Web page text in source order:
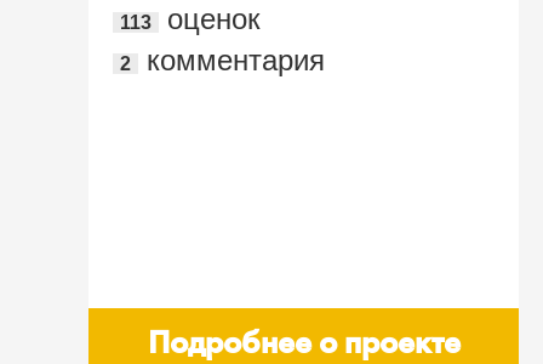
113
оценок
2 комментария
Подробнее о проекте